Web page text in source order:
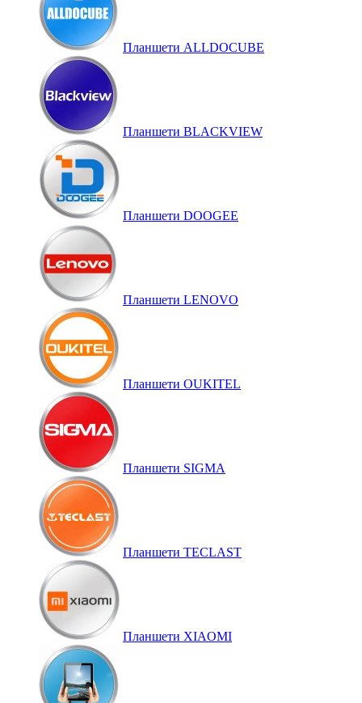
Планшети ALLDOCUBE
Планшети BLACKVIEW
Планшети DOOGEE
Планшети LENOVO
Планшети OUKITEL
Планшети SIGMA
Планшети TECLAST
Планшети XIAOMI